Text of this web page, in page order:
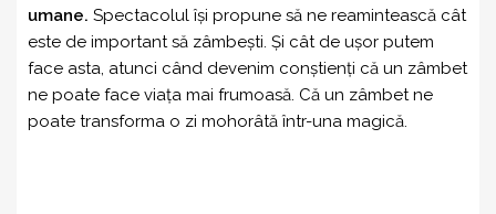
umane. Spectacolul își propune să ne reamintească cât
este de important să zâmbești. Și cât de ușor putem
face asta, atunci când devenim conștienți că un zâmbet
ne poate face viața mai frumoasă. Că un zâmbet ne
poate transforma o zi mohorâtă într-una magică.